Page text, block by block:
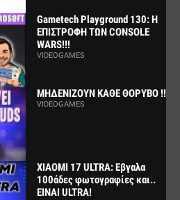
Gametech Playground 130: Η
ΕΠΙΣΤΡΟΦΗ ΤΩΝ CONSOLE
WARS!!!
VIDEOGAMES
ΜΗΔΕΝΙΖΟΥΝ ΚΑΘΕ ΘΟΡΥΒΟ !!!
VIDEOGAMES
XIAOMI 17 ULTRA: Εβγαλα
100άδες φωτογραφίες και..
ΕΙΝΑΙ ULTRA!